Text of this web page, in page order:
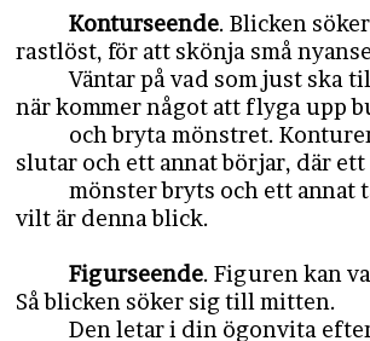
Konturseende. Blicken
rastlöst, för att skönja små
Väntar på vad som just ska
när kommer något att flyga upp
och bryta mönstret.
slutar och ett annat börjar, där ett
mönster bryts och ett annat
vilt är denna blick.
Figurseende. Figuren kan
Så blicken söker sig till mitten.
Den letar i din ögonvita